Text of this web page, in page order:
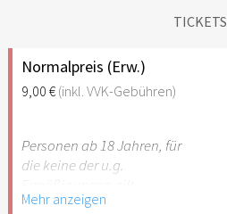
TICKETS
Normalpreis (Erw.)
9,00 €(inkl. VVK-Gebühren)
Personen ab 18 Jahren, für
die keine der u.g.
Mehr anzeigen